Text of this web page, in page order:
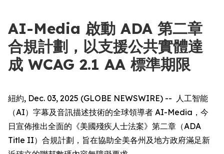
AI-Media 啟動 ADA 第二章
合規計劃，以支援公共實體達
成 WCAG 2.1 AA 標準期限
紐約, Dec. 03, 2025 (GLOBE NEWSWIRE) -- 人工智能
（AI）字幕及音訊描述技術的全球領導者 AI-Media，今
日宣佈推出全面的《美國殘疾人士法案》第二章（ADA
Title II）合規計劃，旨在協助全美各州及地方政府滿足新